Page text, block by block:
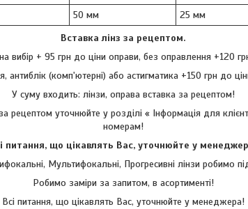
50 мм 25 мм
Вставка лінз за рецептом.
вибір + 95 грн до ціни оправи, без оправлення +120
антиблік (комп'ютерні) або астигматика +150 грн до
У суму входить: лінзи, оправа вставка за рецептом!
рецептом уточнюйте у розділі « Інформація для
номерам!
питання, що цікавлять Вас, уточнюйте у
Мультифокальні, Прогресивні лінзи робимо
Робимо заміри за запитом, в асортименті!
Всі питання, що цікавлять Вас, уточнюйте у менеджера!